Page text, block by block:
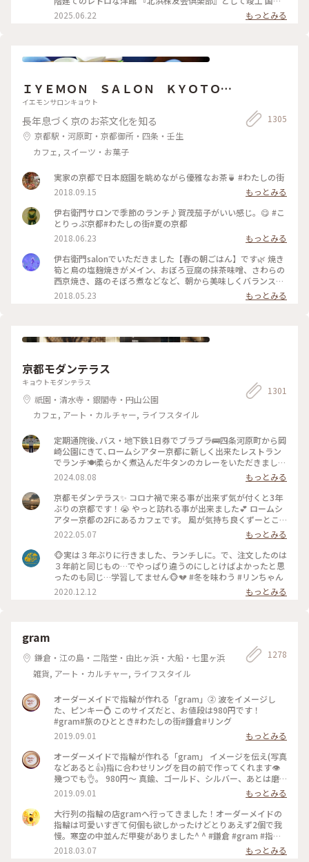
いていて甘いとしょっぱいで 最高です〜！ めちゃくちゃボリ
ュームがありますが紅茶も差し湯が 用意されていて最後まで
登録有形文化財に指定 ・ 最近は行列のあまりスルーすること
が 多くてこの日は平日の雨の日☔ 15時頃にも関わらず空いて
ったりと 優雅に過ごせる お茶じかんでした😊🫖 ✤ーーーーー
化財 #北浜カフェ#大阪カフェ#はじめての投稿 #はじめての投
稿#大阪のおいしいもん #ことりっぷ大阪
2025.06.22 もっとみる
ＩＹＥＭＯＮ ＳＡＬＯＮ ＫＹＯＴＯ
伊右衛門サロン京都
イエモンサロンキョウト
長年息づく京のお茶文化を知る
京都駅・河原町・京都御所・四条・壬生
カフェ, スイーツ・お菓子
1305
実家の京都で日本庭園を眺めながら優雅なお茶🍵 #わたしの街
2018.09.15
もっとみる
伊右衛門サロンで季節のランチ♪賀茂茄子がいい感じ。😋 #こ
とりっぷ京都#わたしの街#夏の京都
2018.06.23
もっとみる
伊右衛門salonでいただきました【春の朝ごはん】です🌿 焼き
筍と鳥の塩麹焼きがメイン、おぼろ豆腐の抹茶味噌、さわらの
西京焼き、蕗のそぼろ煮などなど、朝から美味しくバランス良
くいただきました( ´͈ ᵕ `͈ ) 最初にいただいた抹茶入り玄米茶も
本当に美味しくて、つい長居してしまうsalonです♪ #伊右衛
筍 #さわら #玄米茶 #京料理 #京野菜 #japan #japanesefood
2018.05.23 もっとみる
京都モダンテラス
キョウトモダンテラス
祇園・清水寺・銀閣寺・円山公園
カフェ, アート・カルチャー, ライフスタイル
1301
定期通院後､バス・地下鉄1日券でブラブラ🚌四条河原町から岡
崎公園にきて､ロームシアター京都に新しく出来たレストラン
でランチ🍽️柔らかく煮込んだ牛タンのカレーをいただきました
🍛 #グルメ #ランチ #カレー
2024.08.08
もっとみる
京都モダンテラス✨ コロナ禍で来る事が出来ず気が付くと3年
ぶりの京都です！😭 やっと訪れる事が出来ました💕 ロームシ
アター京都の2Fにあるカフェです。 風が気持ち良くずーとこ
こで時間を過ごしていたいカフェです🥰 スズメが残したケー
キのくずを食べにテーブルの上にやってきてました😆 #Myこ
とりっぷ #春風さんぽ
2022.05.07
もっとみる
🐵実は３年ぶりに行きました、ランチしに。で、注文したのは
３年前と同じもの…でやっぱり違うのにしとけばよかったと思
ったのも同じ…学習してません🐵💔 #冬を味わう #リンちゃん
2020.12.12
もっとみる
gram
鎌倉・江の島・二階堂・由比ヶ浜・大船・七里ヶ浜
雑貨, アート・カルチャー, ライフスタイル
1278
オーダーメイドで指輪が作れる「gram」② 波をイメージし
た、ピンキー💍 このサイズだと、お値段は980円です！
#gram#旅のひととき#わたしの街#鎌倉#リング
2019.09.01
もっとみる
オーダーメイドで指輪が作れる「gram」 イメージを伝え(写真
などあると👍)指に合わせリングを目の前で作ってくれます👁
幾つでも👌。 980円〜 真鍮、ゴールド、シルバー、あとは磨
きをかけるかマットな感じにするか💍😊✨✨ 今回は、左からピ
ンキー、中指、親指と作りました😅 いつもは行列がすごいの
に、この日、整理券なし、30分並び入れました😱😱‼️(平日の
夕方) 皆さん、カップルもいだけど、グループで来られ旅の思
い出に作られたりしている方が多かったです😊 まさか、入れ
ると思わなかったので、待ち時間に情報収集し勢いで作ったリ
ング。それでも、なんだか愛着がわきますね… 次は、重ね付け
2019.09.01
もっとみる
大行列の指輪の店gramへ行ってきました！オーダーメイドの
指輪は可愛いすぎて何個も欲しかったけどとりあえず2個で我
慢。寒空の中並んだ甲斐がありました^ ^ #鎌倉 #gram #指輪
#オーダーメイド
2018.03.07 もっとみる